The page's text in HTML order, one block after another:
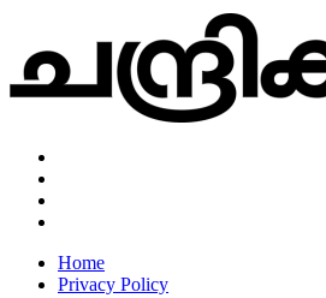
Home
Privacy Policy